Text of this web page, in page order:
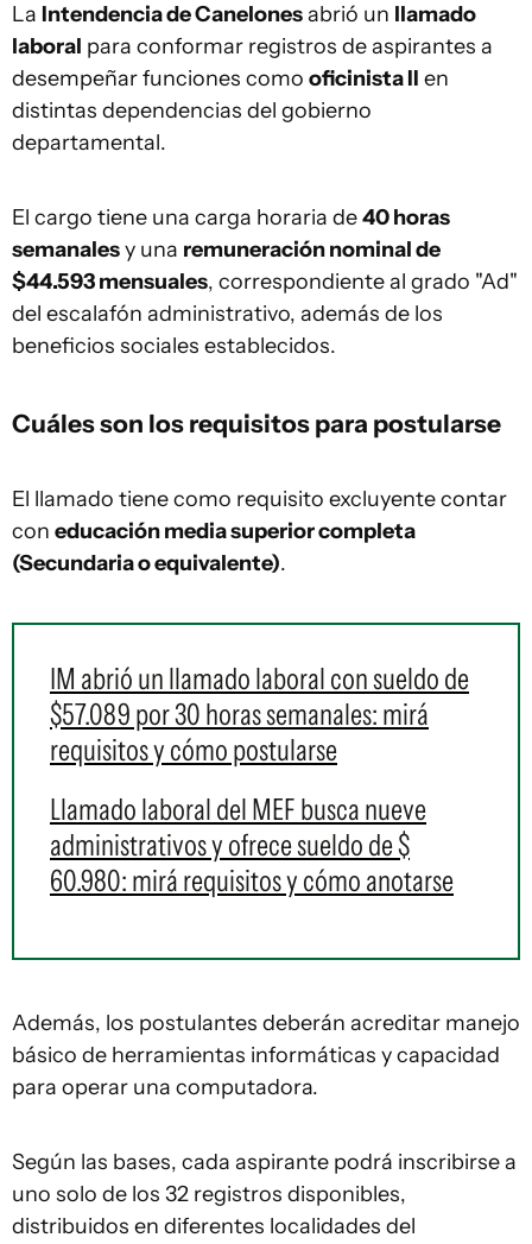
La Intendencia de Canelonesabrió un llamado
laboral para conformar registros de aspirantes a
desempeñar funciones como oficinista II en
distintas dependencias del gobierno
departamental.
El cargo tiene una carga horaria de40 horas
semanalesy una remuneración nominal de
$44.593 mensuales, correspondiente al grado "Ad"
del escalafón administrativo, además de los
beneficios sociales establecidos.
Cuáles son los requisitos para postularse
El llamado tiene como requisito excluyente contar
con educación media superior completa
(Secundaria o equivalente).
IM abrió un llamado laboral con sueldo de
$57.089 por 30 horas semanales: mirá
requisitos y cómo postularse
Llamado laboral del MEF busca nueve
administrativos y ofrece sueldo de $
60.980: mirá requisitos y cómo anotarse
Además, los postulantes deberán acreditar manejo
básico de herramientas informáticas y capacidad
para operar una computadora.
Según las bases, cada aspirante podrá inscribirse a
uno solo de los 32 registros disponibles,
distribuidos en diferentes localidades del